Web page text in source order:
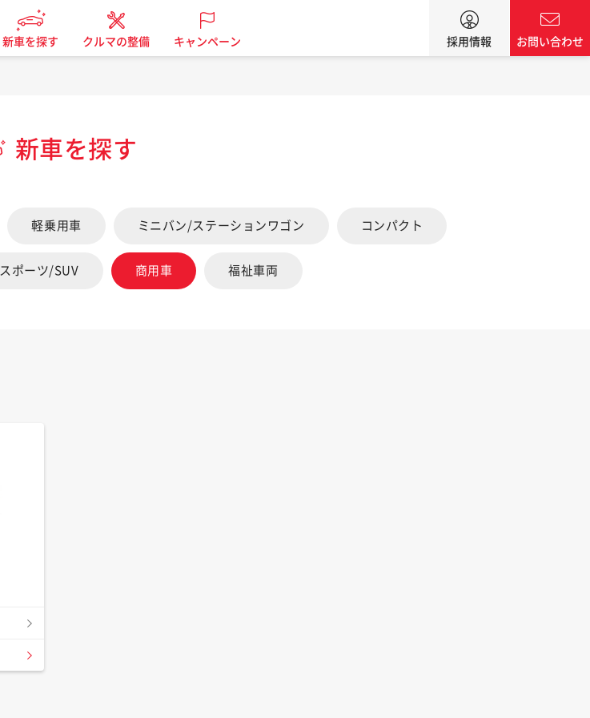
新車を探す クルマの整備 キャンペーン 採用情報 お問い合わせ
新車を探す
軽乗用車 ミニバン/ステーションワゴン コンパクト
スポーツ/SUV 商用車 福祉車両